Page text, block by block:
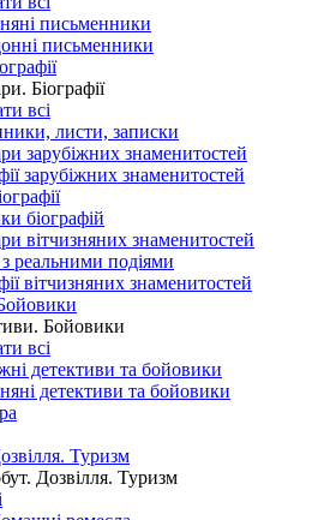
письменники
письменники
Біографії
всі
листи, записки
зарубіжних знаменитостей
зарубіжних знаменитостей
біографій
вітчизняних знаменитостей
з реальними подіями
вітчизняних знаменитостей
Бойовики
всі
детективи та бойовики
детективи та бойовики
Туризм
Дозвілля. Туризм